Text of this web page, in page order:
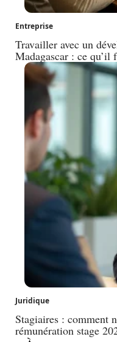
Entreprise
Travailler avec un
Madagascar : ce qu’il
Juridique
Stagiaires : comment
rémunération stage